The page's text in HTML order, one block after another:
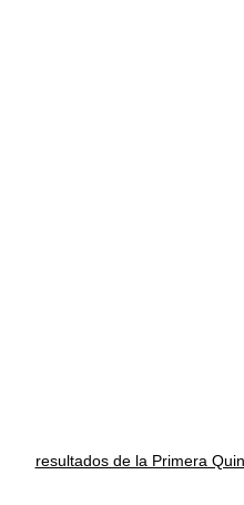
resultados de la Primera